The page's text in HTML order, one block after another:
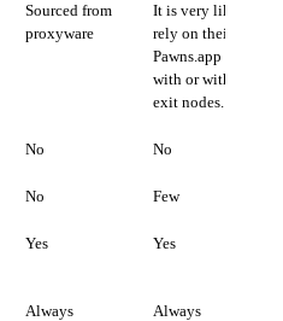
Sourced from
proxyware
It is very likely that
rely on their own
Pawns.app
with or without
exit nodes.
No No
No Few
Yes Yes
Always Always